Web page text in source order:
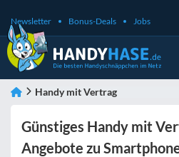
Newsletter Bonus-Deals Jobs
Handy mit Vertrag
Günstiges Handy mit
Angebote zu